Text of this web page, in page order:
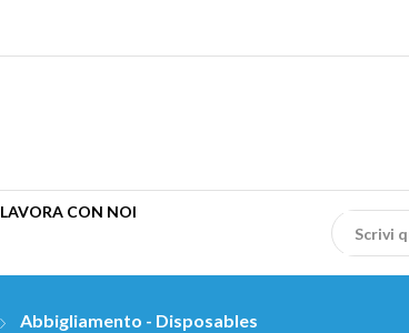
LAVORA CON NOI
Abbigliamento - Disposables